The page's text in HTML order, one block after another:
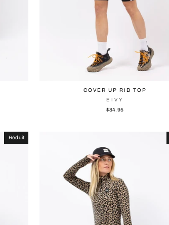
COVER UP RIB TOP
EIVY
$84.95
Réduit